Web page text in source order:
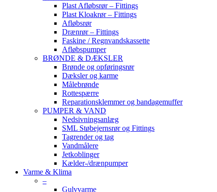
Plast Afløbsrør – Fittings
Plast Kloakrør – Fittings
Afløbsrør
Drænrør – Fittings
Faskine / Regnvandskassette
Afløbspumper
BRØNDE & DÆKSLER
Brønde og opføringsrør
Dæksler og karme
Målebrønde
Rottespærre
Reparationsklemmer og bandagemuffer
PUMPER & VAND
Nedsivningsanlæg
SML Støbejernsrør og Fittings
Tagrender og tag
Vandmålere
Jetkoblinger
Kælder-/drænpumper
Varme & Klima
–
Gulvvarme